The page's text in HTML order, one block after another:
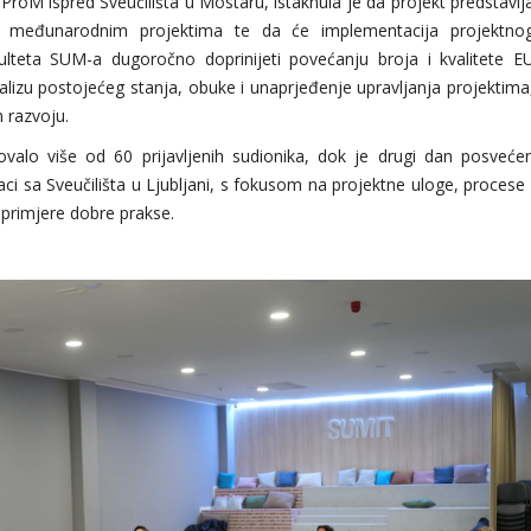
projektima te da će implementacija
SUM-a dugoročno doprinijeti povećanju broja i kvalitete
postojećeg stanja, obuke i unaprjeđenje upravljanja
razvoju.
više od 60 prijavljenih sudionika, dok je drugi dan
sa Sveučilišta u Ljubljani, s fokusom na projektne uloge, procese
dobre prakse.